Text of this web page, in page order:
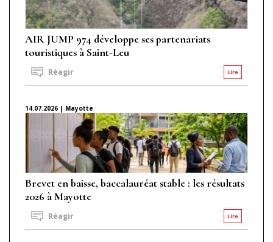
AIR JUMP 974 développe ses partenariats
touristiques à Saint-Leu
Lire
Réagir
14.07.2026 | Mayotte
Brevet en baisse, baccalauréat stable : les résultats
2026 à Mayotte
Lire
Réagir